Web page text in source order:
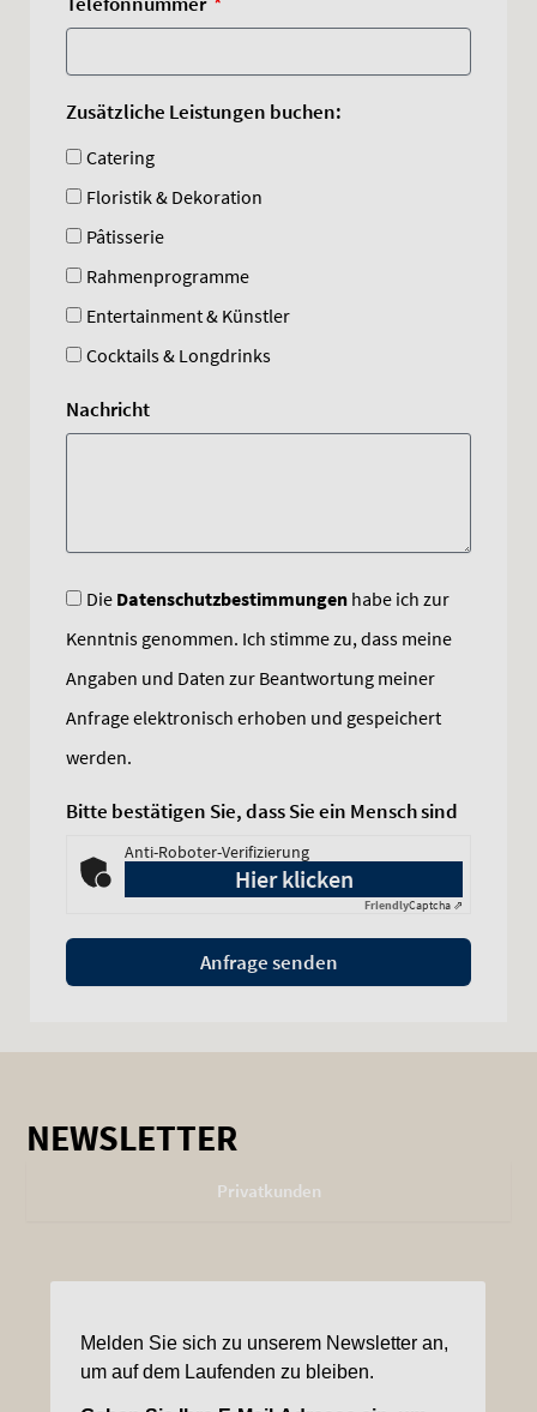
Zusätzliche Leistungen buchen:
Catering
Floristik & Dekoration
Pâtisserie
Rahmenprogramme
Entertainment & Künstler
Cocktails & Longdrinks
Nachricht
Die Datenschutzbestimmungen habe ich zur
Kenntnis genommen. Ich stimme zu, dass meine
Angaben und Daten zur Beantwortung meiner
Anfrage elektronisch erhoben und gespeichert
werden.
Bitte bestätigen Sie, dass Sie ein Mensch sind
Anti-Roboter-Verifizierung
Hier klicken
FriendlyCaptcha ⇗
Anfrage senden
NEWSLETTER
Privatkunden